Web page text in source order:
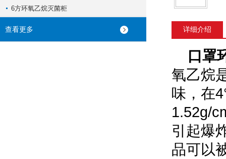
6方环氧乙烷灭菌柜
查看更多 详细介绍
口罩
氧乙烷
味，在
1.52g/
引起爆
品可以